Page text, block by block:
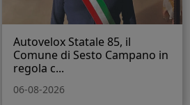
Autovelox Statale 85, il
Comune di Sesto Campano in
regola c...
06-08-2026